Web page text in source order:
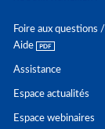
Foire aux questions /
Aide
Assistance
Espace actualités
Espace webinaires